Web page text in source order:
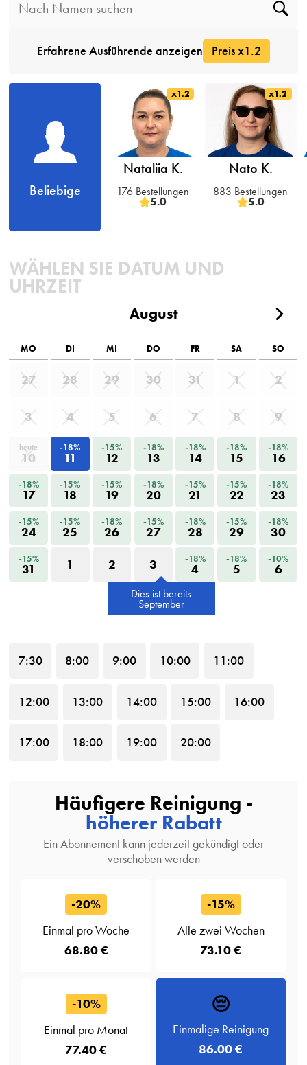
Erfahrene Ausführende anzeigen Preis x1.2
Beliebige
x1.2
Nataliia K.
176 Bestellungen
5.0
x1.2
Nato K.
883 Bestellungen
5.0
WÄHLEN SIE DATUM UND
UHRZEIT
August
MO DI MI DO FR SA SO
27 28 29 30 31 1 2
3 4 5 6 7 8 9
heute
10
-18%
11
-15%
12
-18%
13
-18%
14
-18%
15
-18%
16
-18%
17
-15%
18
-15%
19
-18%
20
-15%
21
-15%
22
-18%
23
-15%
24
-15%
25
-18%
26
-15%
27
-18%
28
-15%
29
-18%
30
-15%
31 1 2 3 -18%
4
-18%
5
-10%
6
Dies ist bereits
September
7:30 8:00 9:00 10:00 11:00
12:00 13:00 14:00 15:00 16:00
17:00 18:00 19:00 20:00
Häufigere Reinigung -
höherer Rabatt
Ein Abonnement kann jederzeit gekündigt oder
verschoben werden
-20%
Einmal pro Woche
68.80 €
-15%
Alle zwei Wochen
73.10 €
-10%
Einmal pro Monat
77.40 €
😔
Einmalige Reinigung
86.00 €